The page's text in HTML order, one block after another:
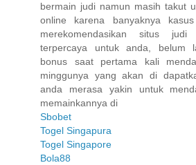
bermain judi namun masih takut
online karena banyaknya
merekomendasikan situs
terpercaya untuk anda, belum
bonus saat pertama kali
minggunya yang akan di
anda merasa yakin untuk
memainkannya di
Sbobet
Togel Singapura
Togel Singapore
Bola88